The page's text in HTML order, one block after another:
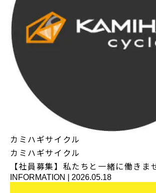
カミハギサイクル
カミハギサイクル
【社員募集】私たちと一緒に働きま
INFORMATION 2026.05.18